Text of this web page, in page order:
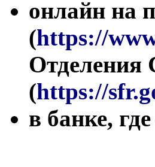
онлайн на
(https://
(https://
в банке,